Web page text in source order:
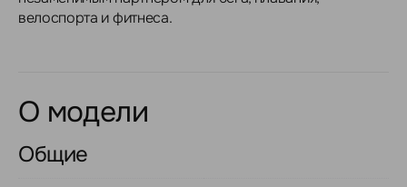
велоспорта и фитнеса.
О модели
Общие